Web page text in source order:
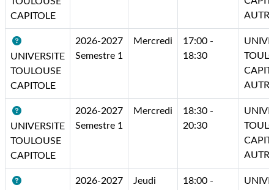
CAPITOLE
UNIVERSITE
TOULOUSE
CAPITOLE
2026-2027
Semestre 1
Mercredi
17:00 -
18:30
UNIVERSITE
TOULOUSE
CAPITOLE
2026-2027
Semestre 1
Mercredi
18:30 -
20:30
2026-2027
Jeudi
18:00 -